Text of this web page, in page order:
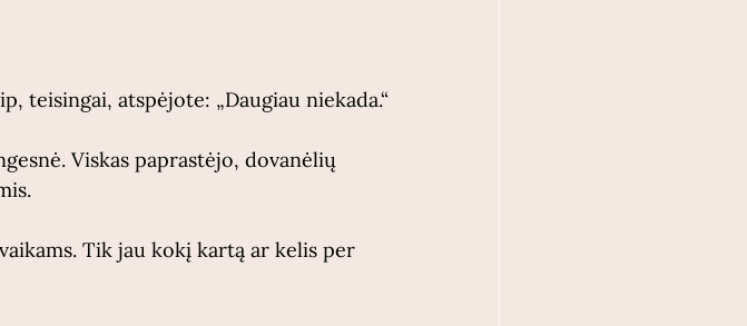
teisingai, atspėjote: „Daugiau niekada.“
Viskas paprastėjo, dovanėlių
Tik jau kokį kartą ar kelis per